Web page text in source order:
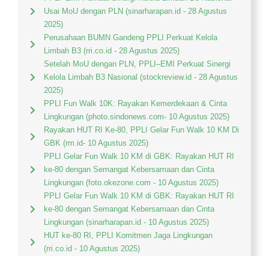
Usai MoU dengan PLN (sinarharapan.id - 28 Agustus
2025)
Perusahaan BUMN Gandeng PPLI Perkuat Kelola
Limbah B3 (rri.co.id - 28 Agustus 2025)
Setelah MoU dengan PLN, PPLI–EMI Perkuat Sinergi
Kelola Limbah B3 Nasional (stockreview.id - 28 Agustus
2025)
PPLI Fun Walk 10K: Rayakan Kemerdekaan & Cinta
Lingkungan (photo.sindonews.com- 10 Agustus 2025)
Rayakan HUT RI Ke-80, PPLI Gelar Fun Walk 10 KM Di
GBK (rm.id- 10 Agustus 2025)
PPLI Gelar Fun Walk 10 KM di GBK: Rayakan HUT RI
ke-80 dengan Semangat Kebersamaan dan Cinta
Lingkungan (foto.okezone.com - 10 Agustus 2025)
PPLI Gelar Fun Walk 10 KM di GBK: Rayakan HUT RI
ke-80 dengan Semangat Kebersamaan dan Cinta
Lingkungan (sinarharapan.id - 10 Agustus 2025)
HUT ke-80 RI, PPLI Komitmen Jaga Lingkungan
(rri.co.id - 10 Agustus 2025)